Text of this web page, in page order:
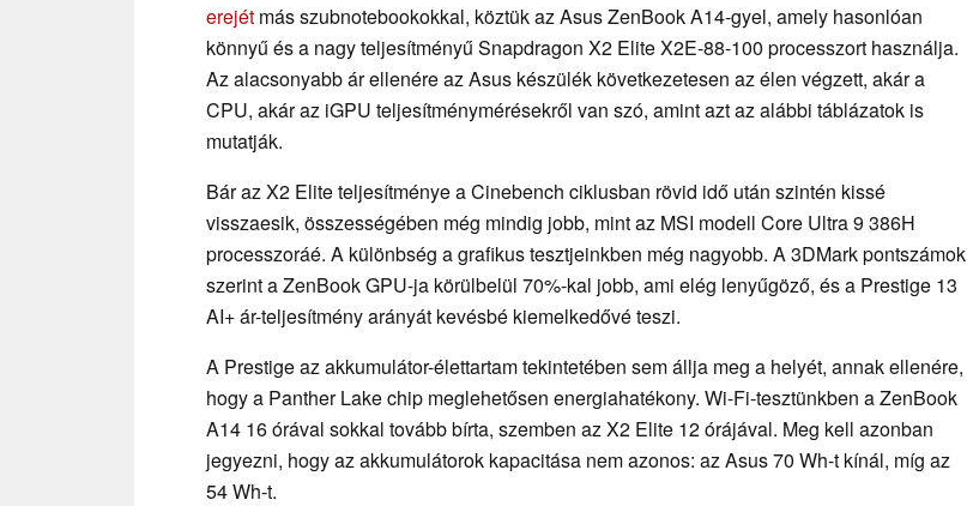
erejét más szubnotebookokkal, köztük az Asus ZenBook A14-gyel, amely hasonlóan
könnyű és a nagy teljesítményű Snapdragon X2 Elite X2E-88-100 processzort használja.
Az alacsonyabb ár ellenére az Asus készülék következetesen az élen végzett, akár a
CPU, akár az iGPU teljesítménymérésekről van szó, amint azt az alábbi táblázatok is
mutatják.
Bár az X2 Elite teljesítménye a Cinebench ciklusban rövid idő után szintén kissé
visszaesik, összességében még mindig jobb, mint az MSI modell Core Ultra 9 386H
processzoráé. A különbség a grafikus tesztjeinkben még nagyobb. A 3DMark pontszámok
szerint a ZenBook GPU-ja körülbelül 70%-kal jobb, ami elég lenyűgöző, és a Prestige 13
AI+ ár-teljesítmény arányát kevésbé kiemelkedővé teszi.
A Prestige az akkumulátor-élettartam tekintetében sem állja meg a helyét, annak ellenére,
hogy a Panther Lake chip meglehetősen energiahatékony. Wi-Fi-tesztünkben a ZenBook
A14 16 órával sokkal tovább bírta, szemben az X2 Elite 12 órájával. Meg kell azonban
jegyezni, hogy az akkumulátorok kapacitása nem azonos: az Asus 70 Wh-t kínál, míg az
54 Wh-t.